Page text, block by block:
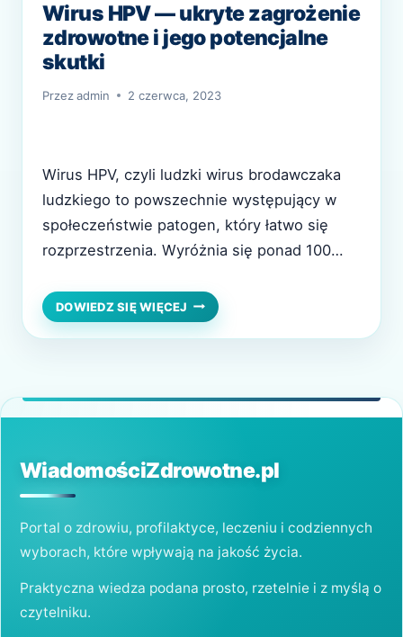
Wirus HPV — ukryte zagrożenie
zdrowotne i jego potencjalne
skutki
Przezadmin 2 czerwca, 2023
Wirus HPV, czyli ludzki wirus brodawczaka
ludzkiego to powszechnie występujący w
społeczeństwie patogen, który łatwo się
rozprzestrzenia. Wyróżnia się ponad 100
odpowiada za rozwój nowotworów w
organizmie. Jakie są najczęstsze objawy
Charakterystyka wirusa HPV Objawy wirusa
DOWIEDZ SIĘ WIĘCEJ WIRUS
HPV
—
SKUTKI
WiadomościZdrowotne.pl
Portal o zdrowiu, profilaktyce, leczeniu i codziennych
wyborach, które wpływają na jakość życia.
Praktyczna wiedza podana prosto, rzetelnie i z myślą o
czytelniku.